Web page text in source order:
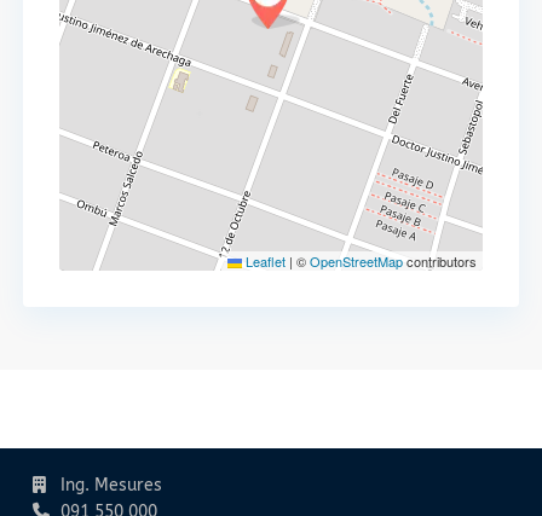
Leaflet | ©OpenStreetMapcontributors
Ing. Mesures
091 550 000